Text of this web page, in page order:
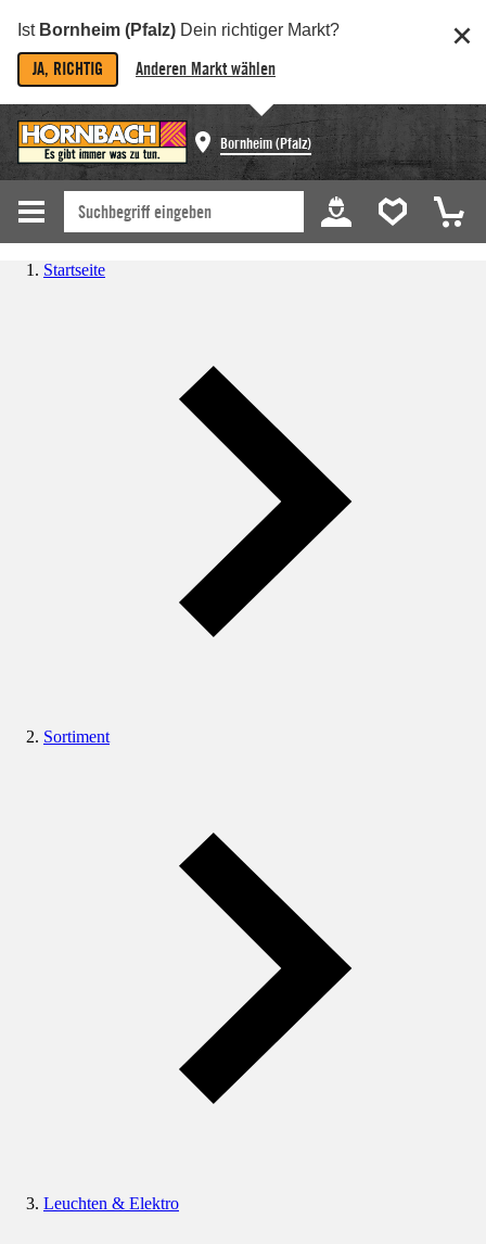
Ist Bornheim (Pfalz) Dein richtiger Markt?
JA, RICHTIG Anderen Markt wählen
Bornheim (Pfalz)
Startseite
Sortiment
Leuchten & Elektro